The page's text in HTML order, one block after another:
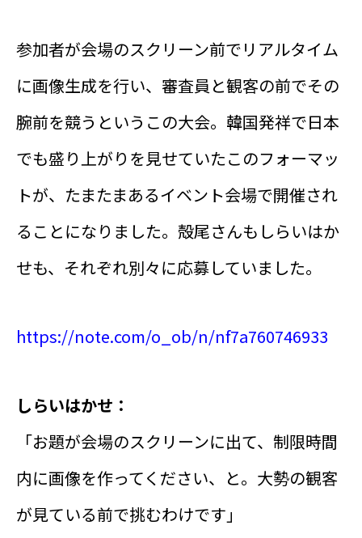
参加者が会場のスクリーン前でリアルタイム
に画像生成を行い、審査員と観客の前でその
腕前を競うというこの大会。韓国発祥で日本
でも盛り上がりを見せていたこのフォーマッ
トが、たまたまあるイベント会場で開催され
ることになりました。殻尾さんもしらいはか
せも、それぞれ別々に応募していました。
https://note.com/o_ob/n/nf7a760746933
しらいはかせ：
「お題が会場のスクリーンに出て、制限時間
内に画像を作ってください、と。大勢の観客
が見ている前で挑むわけです」